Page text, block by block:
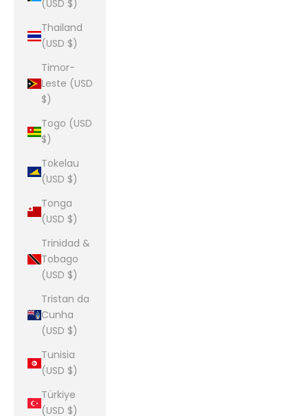
(USD $)
Thailand
(USD $)
Timor-
Leste (USD
$)
Togo (USD
$)
Tokelau
(USD $)
Tonga
(USD $)
Trinidad &
Tobago
(USD $)
Tristan da
Cunha
(USD $)
Tunisia
(USD $)
Türkiye
(USD $)